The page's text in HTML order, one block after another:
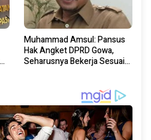
Muhammad Amsul: Pansus
Hak Angket DPRD Gowa,
Seharusnya Bekerja Sesuai
Disumpah, Kurang Pas”